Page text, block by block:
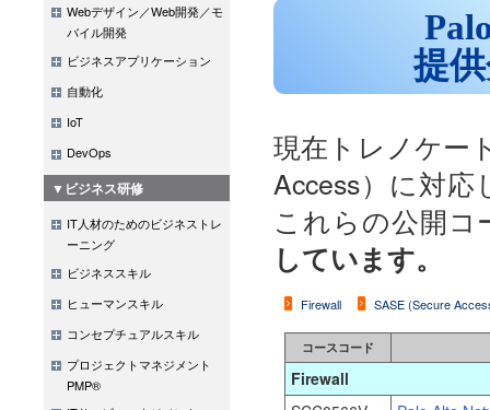
Webデザイン／Web開発／モ
バイル開発
ビジネスアプリケーション
自動化
IoT
DevOps
▼ビジネス研修
IT人材のためのビジネストレ
ーニング
ビジネススキル
ヒューマンスキル
コンセプチュアルスキル
プロジェクトマネジメント
PMP®
提
現在トレノケー
Access）に対
これらの公開コ
しています。
Firewall SASE (Secure
コースコード
Firewall